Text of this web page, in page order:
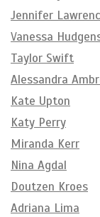
Jennifer
Vanessa
Taylor Swift
Alessandra
Kate Upton
Katy Perry
Miranda Kerr
Nina Agdal
Doutzen Kroes
Adriana Lima